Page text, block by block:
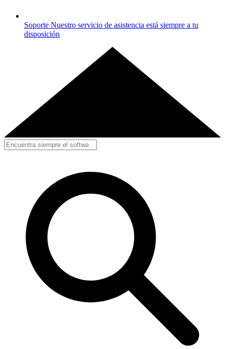
Soporte Nuestro servicio de asistencia está siempre a tu
disposición